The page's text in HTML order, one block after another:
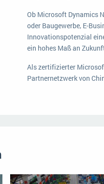
Ob Microsoft Dynamics
oder Baugewerbe, E-
Innovationspotenzial
ein hohes Maß an
Als zertifizierter
Partnernetzwerk von